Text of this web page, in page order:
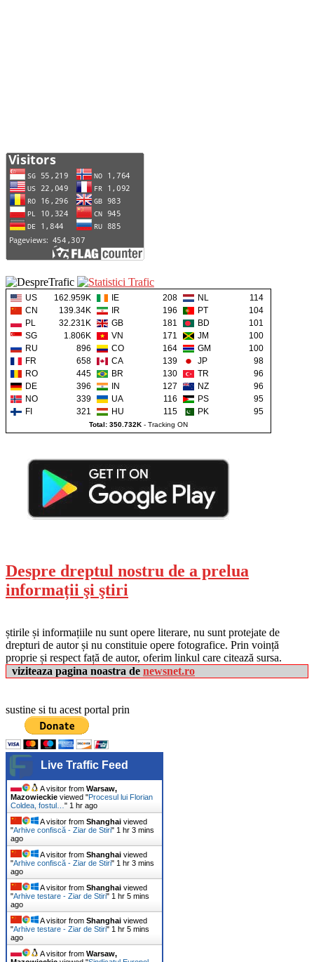
US 162.959K IE 208 NL
114
CN
139.34K IR 196 PT
104
PL
32.231K GB 181 BD
101
SG
1.806K VN 171 JM
100
RU
896 CO 164 GM
100
FR
658 CA 139 JP
98
RO
445 BR 130 TR
96
DE
396 IN 127 NZ
96
NO
339 UA 116 PS
95
FI
321 HU 115 PK 95
Total: 350.732K - Tracking ON
Despre dreptul nostru de a prelua
informații şi ştiri
știrile și informațiile nu sunt opere literare, nu sunt protejate de
drepturi de autor și nu constituie opere fotografice. Prin voință
proprie și respect față de autor, oferim linkul care citează sursa.
viziteaza pagina noastra de newsnet.ro
sustine si tu acest portal prin
Live Traffic Feed
A visitor from Warsaw,
Mazowieckie viewed "Procesul lui Florian
Coldea, fostul… " 1 hr ago
A visitor from Shanghai viewed
"Arhive confiscă - Ziar de Stiri" 1 hr 3 mins
ago
A visitor from Shanghai viewed
"Arhive confiscă - Ziar de Stiri" 1 hr 3 mins
ago
A visitor from Shanghai viewed
"Arhive testare - Ziar de Stiri" 1 hr 5 mins
ago
A visitor from Shanghai viewed
"Arhive testare - Ziar de Stiri" 1 hr 5 mins
ago
A visitor from Warsaw,